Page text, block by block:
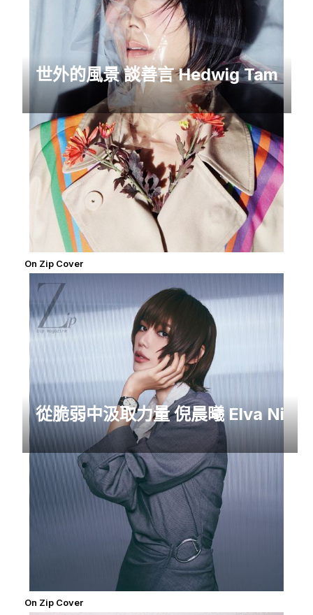
世外的風景 談善言 Hedwig Tam
On Zip Cover
從脆弱中汲取力量 倪晨曦 Elva Ni
On Zip Cover